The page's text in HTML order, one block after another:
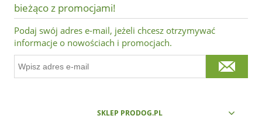
bieżąco z promocjami!
Podaj swój adres e-mail, jeżeli chcesz otrzymywać
informacje o nowościach i promocjach.
SKLEP PRODOG.PL